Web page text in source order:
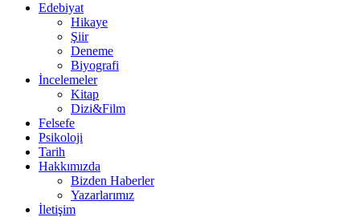
Edebiyat
Hikaye
Şiir
Deneme
Biyografi
İncelemeler
Kitap
Dizi&Film
Felsefe
Psikoloji
Tarih
Hakkımızda
Bizden Haberler
Yazarlarımız
İletişim